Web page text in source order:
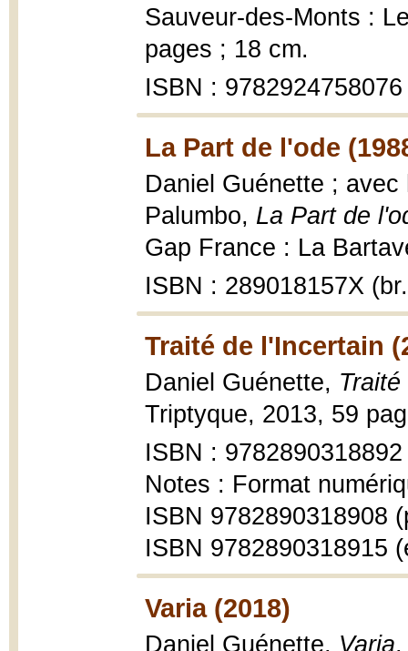
Sauveur-des-Monts :
pages ; 18 cm.
ISBN : 9782924758076
La Part de l'ode
Daniel Guénette ;
Palumbo, La Part de
Gap France : La
ISBN : 289018157X
Traité de l'Incertain
Daniel Guénette,
Triptyque, 2013, 59
ISBN : 9782890318892
Notes : Format
ISBN 9782890318908
ISBN 9782890318915
Varia (2018)
Daniel Guénette, Varia